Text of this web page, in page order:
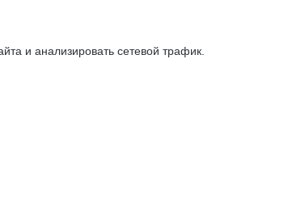
и анализировать сетевой трафик.